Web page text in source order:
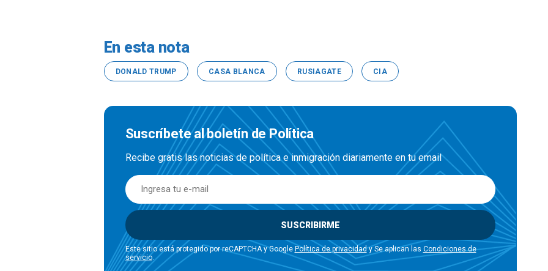
En esta nota
DONALD TRUMP CASA BLANCA RUSIAGATE CIA
Suscríbete al boletín de Política
Recibe gratis las noticias de política e inmigración diariamente en tu email
SUSCRIBIRME
Este sitio está protegido por reCAPTCHA y Google Política de privacidady Se aplican las Condiciones de
servicio.